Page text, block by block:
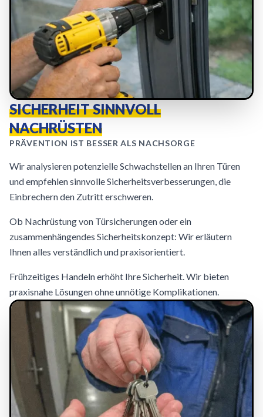
SICHERHEIT SINNVOLL
NACHRÜSTEN
PRÄVENTION IST BESSER ALS NACHSORGE
Wir analysieren potenzielle Schwachstellen an Ihren Türen
und empfehlen sinnvolle Sicherheitsverbesserungen, die
Einbrechern den Zutritt erschweren.
Ob Nachrüstung von Türsicherungen oder ein
zusammenhängendes Sicherheitskonzept: Wir erläutern
Ihnen alles verständlich und praxisorientiert.
Frühzeitiges Handeln erhöht Ihre Sicherheit. Wir bieten
praxisnahe Lösungen ohne unnötige Komplikationen.